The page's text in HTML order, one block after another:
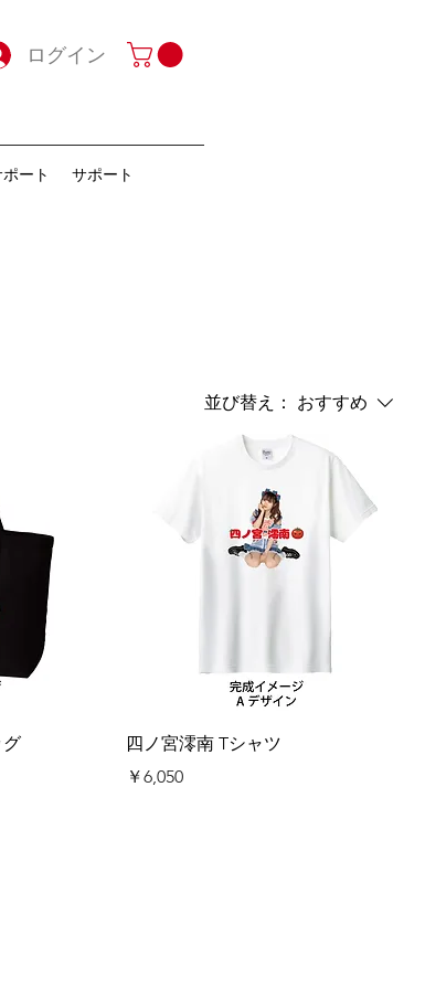
ログイン
ート サポート
並び替え： おすすめ
四ノ宮澪南 Tシャツ
価格
￥6,050